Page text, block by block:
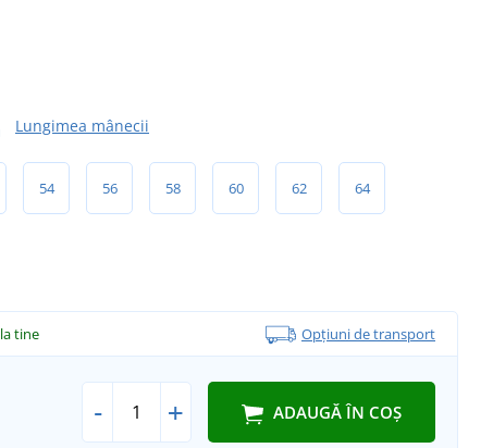
Lungimea mânecii
54 56 58 60 62 64
la tine Opțiuni de transport
- + ADAUGĂ ÎN COȘ